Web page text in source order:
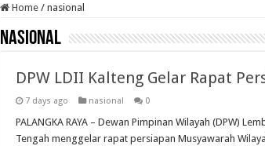
Home / nasional
nasional
DPW LDII Kalteng Gelar Rapat
7 days ago nasional 0
PALANGKA RAYA – Dewan Pimpinan Wilayah (DPW)
Tengah menggelar rapat persiapan Musyawarah